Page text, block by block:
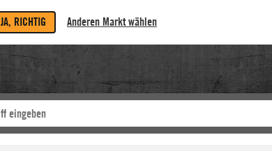
JA, RICHTIG Anderen Markt wählen